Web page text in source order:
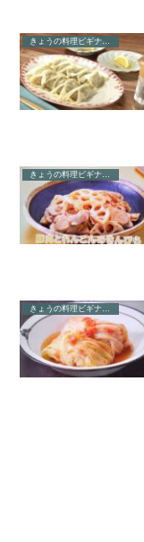
きょうの料理ビギナーズ
きょうの料理ビギナーズ